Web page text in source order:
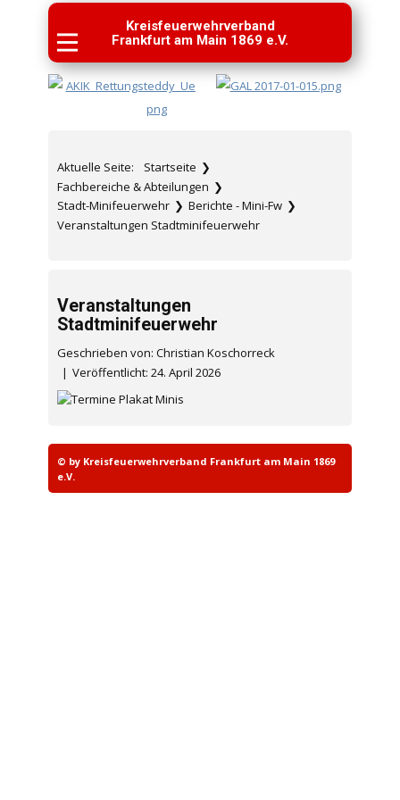
Kreisfeuerwehrverband
Frankfurt am Main 1869 e.V.
Aktuelle Seite: Startseite ❯
Fachbereiche & Abteilungen ❯
Stadt-Minifeuerwehr ❯ Berichte - Mini-Fw ❯
Veranstaltungen Stadtminifeuerwehr
Veranstaltungen
Stadtminifeuerwehr
Geschrieben von: Christian Koschorreck
Veröffentlicht: 24. April 2026
© by Kreisfeuerwehrverband Frankfurt am Main 1869
e.V.